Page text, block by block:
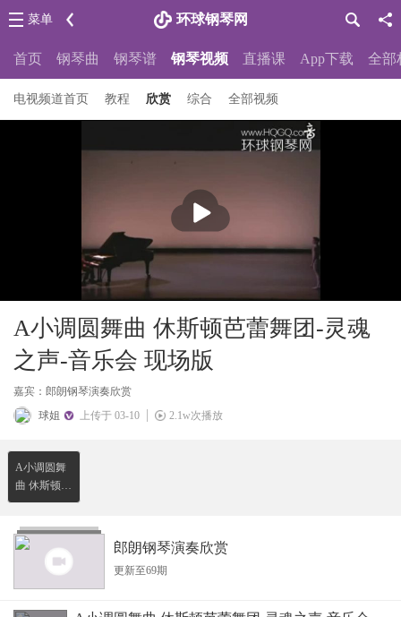
环球钢琴网
菜单
首页 钢琴曲 钢琴谱 钢琴视频 直播课 App下载 全部
电视频道首页 教程 欣赏 综合 全部视频
放
A小调圆舞曲 休斯顿芭蕾舞团-灵魂
之声-音乐会 现场版
嘉宾：郎朗钢琴演奏欣赏
球姐
上传于 03-10 2.1w次播放
A小调圆舞
曲 休斯顿芭
蕾舞团-灵魂
现场版
郎朗钢琴演奏欣赏
更新至69期